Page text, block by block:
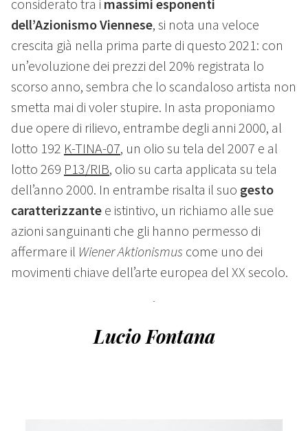
considerato tra i massimi esponenti
dell’Azionismo Viennese, si nota una veloce
crescita già nella prima parte di questo 2021: con
un’evoluzione dei prezzi del 20% registrata lo
scorso anno, sembra che lo scandaloso artista non
smetta mai di voler stupire. In asta proponiamo
due opere di rilievo, entrambe degli anni 2000, al
lotto 192 K-TINA-07, un olio su tela del 2007 e al
lotto 269 P13/RIB, olio su carta applicata su tela
dell’anno 2000. In entrambe risalta il suo gesto
caratterizzante e istintivo, un richiamo alle sue
azioni sanguinanti che gli hanno permesso di
affermare il Wiener Aktionismus come uno dei
movimenti chiave dell’arte europea del XX secolo.
Lucio Fontana